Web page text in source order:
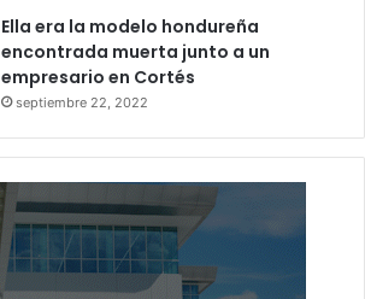
Ella era la modelo hondureña
encontrada muerta junto a un
empresario en Cortés
septiembre 22, 2022